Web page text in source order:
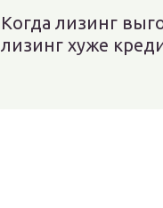
Когда лизинг
лизинг хуже